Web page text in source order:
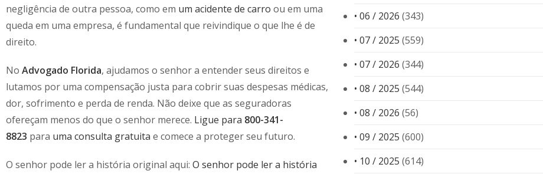
negligência de outra pessoa, como em um acidente de carro ou em uma
queda em uma empresa, é fundamental que reivindique o que lhe é de
direito.
No Advogado Florida, ajudamos o senhor a entender seus direitos e
lutamos por uma compensação justa para cobrir suas despesas médicas,
dor, sofrimento e perda de renda. Não deixe que as seguradoras
ofereçam menos do que o senhor merece. Ligue para 800-341-
8823 para uma consulta gratuita e comece a proteger seu futuro.
O senhor pode ler a história original aqui: O senhor pode ler a história
• 06 / 2026 (343)
• 07 / 2025 (559)
• 07 / 2026 (344)
• 08 / 2025 (544)
• 08 / 2026 (56)
• 09 / 2025 (600)
• 10 / 2025 (614)